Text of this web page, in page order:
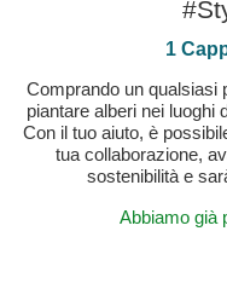
1
Comprando un qualsiasi
piantare alberi nei luoghi
Con il tuo aiuto, è
tua collaborazione,
sostenibilità e
Abbiamo già